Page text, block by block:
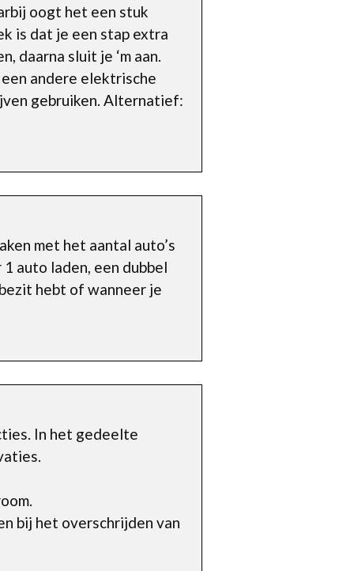
oogt het een stuk
is dat je een stap extra
daarna sluit je ‘m aan.
andere elektrische
gebruiken. Alternatief:
met het aantal auto’s
auto laden, een dubbel
hebt of wanneer je
In het gedeelte
bij het overschrijden van